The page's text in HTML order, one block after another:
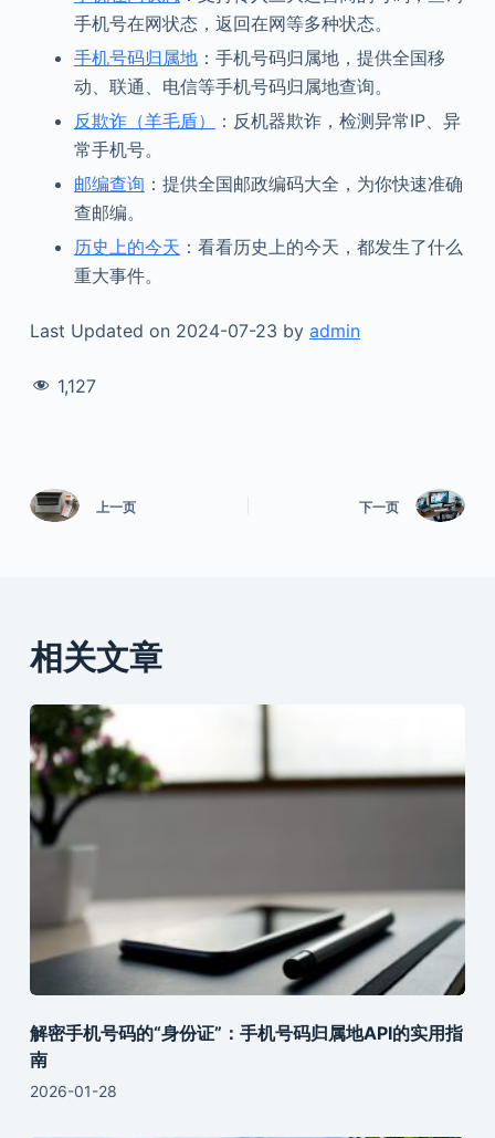
手机号在网状态，返回在网等多种状态。
手机号码归属地：手机号码归属地，提供全国移
动、联通、电信等手机号码归属地查询。
反欺诈（羊毛盾）
：反机器欺诈，检测异常IP、异
常手机号。
邮编查询 ：提供全国邮政编码大全，为你快速准确
查邮编。
历史上的今天 ：看看历史上的今天，都发生了什么
重大事件。
Last Updated on 2024-07-23 by admin
1,127
上一页 下一页
相关文章
解密手机号码的“身份证”：手机号码归属地API的实用指
南
2026-01-28